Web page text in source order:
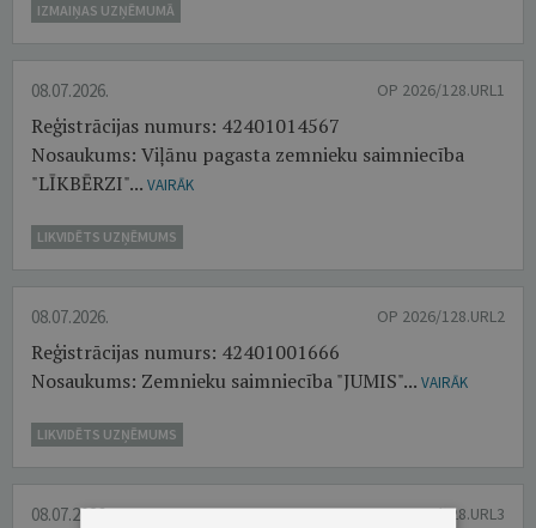
IZMAIŅAS UZŅĒMUMĀ
08.07.2026. OP 2026/128.URL1
Reģistrācijas numurs: 42401014567
Nosaukums: Viļānu pagasta zemnieku saimniecība
"LĪKBĒRZI"... VAIRĀK
LIKVIDĒTS UZŅĒMUMS
08.07.2026. OP 2026/128.URL2
Reģistrācijas numurs: 42401001666
Nosaukums: Zemnieku saimniecība "JUMIS"... VAIRĀK
LIKVIDĒTS UZŅĒMUMS
08.07.2026. OP 2026/128.URL3